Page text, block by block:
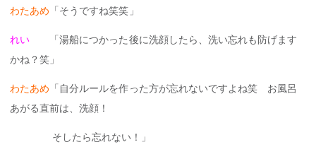
わたあめ 「そうですね笑笑」
れい
「湯船につかった後に洗顔したら、洗い忘れも防げます
かね？笑」
わたあめ 「自分ルールを作った方が忘れないですよね笑 お風呂
あがる直前は、洗顔！
そしたら忘れない！」